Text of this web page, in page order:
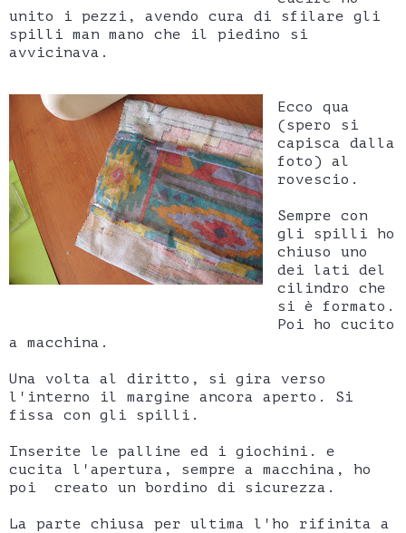
unito i pezzi, avendo cura di sfilare gli
spilli man mano che il piedino si
avvicinava.
Ecco qua
(spero si
capisca dalla
foto) al
rovescio.
Sempre con
gli spilli ho
chiuso uno
dei lati del
cilindro che
si è formato.
Poi ho cucito
a macchina.
Una volta al diritto, si gira verso
l'interno il margine ancora aperto. Si
fissa con gli spilli.
Inserite le palline ed i giochini. e
cucita l'apertura, sempre a macchina, ho
poi creato un bordino di sicurezza.
La parte chiusa per ultima l'ho rifinita a